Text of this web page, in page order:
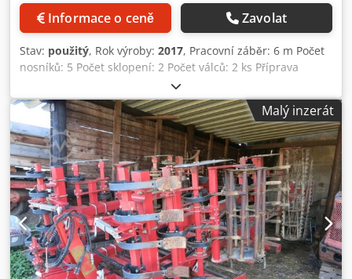
Informace o ceně Zavolat
Stav: použitý, Rok výroby: 2017, Pracovní záběr: 6 m Počet
nosníků: 5 Počet sklopení: 2 Počet válců: 2 ks Příprava
seťového lože Lemken 212924 Lemken Korund 8/600, Gama
hrotové radličky, hřebenový drtič 2×, Technické údaje jsou
údaji výrobce nebo provozovatele, tudíž jsou pro nás
nezávazné. Vyhrazujeme si právo na mezitímní prodej;
platí výhradně naše obchodní a prodejní podmínky. O nás:
Více než 400 vlastních strojů na skladě přes 15 000 m²
skladové plochy, jeřábová kapacita 70 t více než 10 000
položek příslušenství pro vaši dílnu Chcete-li prodat stroje,
výrobní linky nebo celý podnik, kontaktujte nás. Další
nabídky naleznete na našich webových stránkách.
Prohlídky možné po domluvě. Dsdpfx Apeyv Iwcoqowa
Těšíme se na vaši návštěvu. Váš tým Markus Hirsch
Malý inzerát